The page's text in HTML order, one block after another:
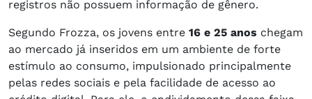
registros não possuem informação de gênero.
Segundo Frozza, os jovens entre 16 e 25 anos chegam
ao mercado já inseridos em um ambiente de forte
estímulo ao consumo, impulsionado principalmente
pelas redes sociais e pela facilidade de acesso ao